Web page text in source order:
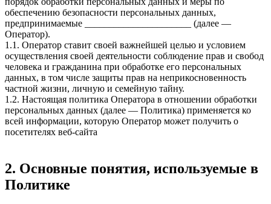
обеспечению безопасности персональных данных,
предпринимаемые ______________________ (далее —
Оператор).
1.1. Оператор ставит своей важнейшей целью и условием
осуществления своей деятельности соблюдение прав и свобод
человека и гражданина при обработке его персональных
данных, в том числе защиты прав на неприкосновенность
частной жизни, личную и семейную тайну.
1.2. Настоящая политика Оператора в отношении обработки
персональных данных (далее — Политика) применяется ко
всей информации, которую Оператор может получить о
посетителях веб-сайта
2. Основные понятия, используемые в
Политике